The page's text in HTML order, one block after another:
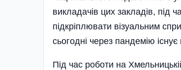
викладачів цих закладів, під
підкріплювати візуальним
сьогодні через пандемію
Під час роботи на